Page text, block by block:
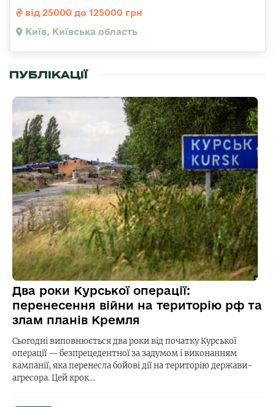
від 25000 до 125000 грн
Київ, Київська область
ПУБЛІКАЦІЇ
Два роки Курської операції:
перенесення війни на територію рф та
злам планів Кремля
Сьогодні виповнюється два роки від початку Курської
операції — безпрецедентної за задумом і виконанням
кампанії, яка перенесла бойові дії на територію держави-
агресора. Цей крок…